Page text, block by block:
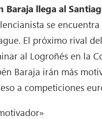
Baraja llega al
se
El próximo rival
al Logroñés en la
Baraja irán más
a competiciones